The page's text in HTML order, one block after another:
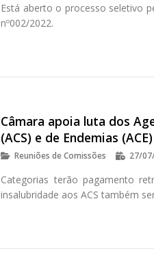
Está aberto o processo seletivo
nº002/2022.
Câmara apoia luta dos
(ACS) e de Endemias (ACE)
Reuniões de Comissões 27/
Categorias terão pagamento
insalubridade aos ACS também